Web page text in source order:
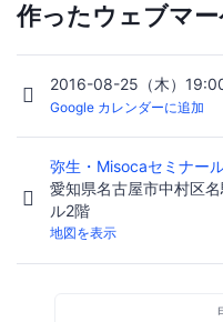
作ったウェブマ
2016-08-25（木）
Google カレンダーに追加
弥生・Misocaセミナー
愛知県名古屋市中村区
ル2階
地図を表示